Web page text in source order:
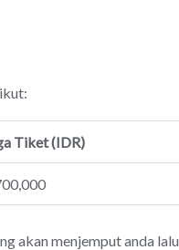
Tiket (IDR)
akan menjemput anda lalu